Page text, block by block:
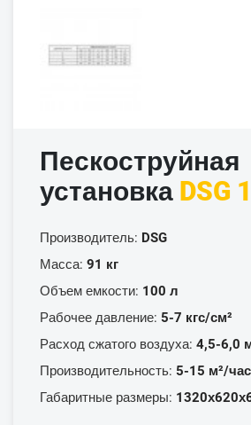
Пескоструйная
установка DSG
Производитель: DSG
Масса: 91 кг
Объем емкости: 100 л
Рабочее давление: 5-7 кгс/см²
Расход сжатого воздуха: 4,5-6,0
Производительность: 5-15 м²/час
Габаритные размеры: